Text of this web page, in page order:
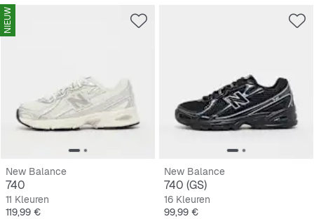
NIEUW
New Balance
740
11 Kleuren
Prijs
119,99 €
New Balance
740 (GS)
16 Kleuren
Prijs
99,99 €